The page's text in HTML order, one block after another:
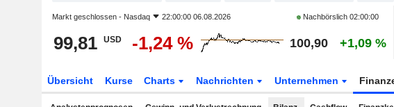
Markt geschlossen - Nasdaq 22:00:00 06.08.2026 Nachbörslich02:00:00
99,81 USD -1,24 % 100,90 +1,09 %
Übersicht Kurse Charts Nachrichten Unternehmen